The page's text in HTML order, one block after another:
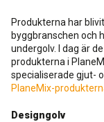
Produkterna har
byggbranschen och
undergolv. I dag är
produkterna i
specialiserade gjut-
PlaneMix-
Designgolv